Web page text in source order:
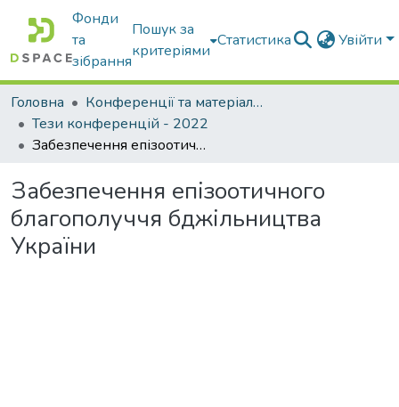
Фонди
та
зібрання
Пошук за
критеріями
Статистика Увійти
Головна
Конференції та матеріали конференцій
Тези конференцій - 2022
Забезпечення епізоотичного благополуччя бджільництва України
Забезпечення епізоотичного
благополуччя бджільництва
України